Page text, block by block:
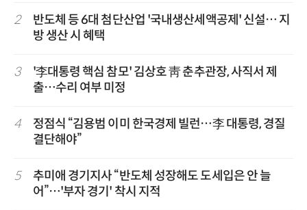
2
반도체 등 6대 첨단산업 '국내생산세액공제' 신설… 지
방 생산 시 혜택
3
'李대통령 핵심 참모' 김상호 靑 춘추관장, 사직서 제
출…수리 여부 미정
4
정점식 “김용범 이미 한국경제 빌런…李 대통령, 경질
결단해야”
5
추미애 경기지사 “반도체 성장해도 도세입은 안 늘
어”…'부자 경기' 착시 지적